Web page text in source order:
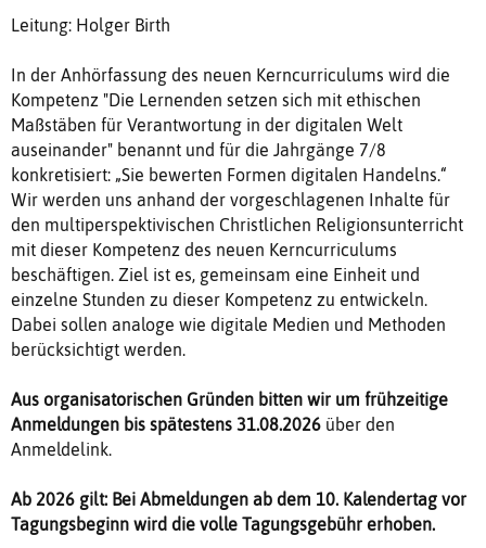
Leitung: Holger Birth
In der Anhörfassung des neuen Kerncurriculums wird die
Kompetenz "Die Lernenden setzen sich mit ethischen
Maßstäben für Verantwortung in der digitalen Welt
auseinander" benannt und für die Jahrgänge 7/8
konkretisiert: „Sie bewerten Formen digitalen Handelns.“
Wir werden uns anhand der vorgeschlagenen Inhalte für
den multiperspektivischen Christlichen Religionsunterricht
mit dieser Kompetenz des neuen Kerncurriculums
beschäftigen. Ziel ist es, gemeinsam eine Einheit und
einzelne Stunden zu dieser Kompetenz zu entwickeln.
Dabei sollen analoge wie digitale Medien und Methoden
berücksichtigt werden.
Aus organisatorischen Gründen bitten wir um frühzeitige
Anmeldungen bis spätestens 31.08.2026 über den
Anmeldelink.
Ab 2026 gilt: Bei Abmeldungen ab dem 10. Kalendertag vor
Tagungsbeginn wird die volle Tagungsgebühr erhoben.